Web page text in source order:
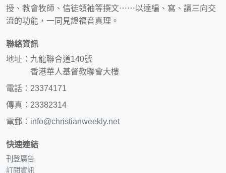
授、教會牧師、信徒領袖等撰文⋯⋯以達編、寫、讀三向交
流的功能，一同見證福音真理。
聯絡資訊
地址：九龍聯合道140號
香港華人基督教聯會大樓
電話：23374171
傳真：23382314
電郵： info@christianweekly.net
快速連結
刊登廣告
訂閱資訊